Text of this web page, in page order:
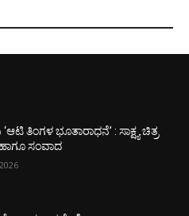
ತಿಂಗಳ ಭೂತಾರಾಧನೆ’ : ಸಾಕ್ಷ್ಯ ಚಿತ್ರ
ಸಂವಾದ